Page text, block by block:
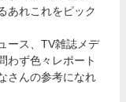
あれこれをピック
ース、TV雑誌メデ
わず色々レポート
さんの参考になれ